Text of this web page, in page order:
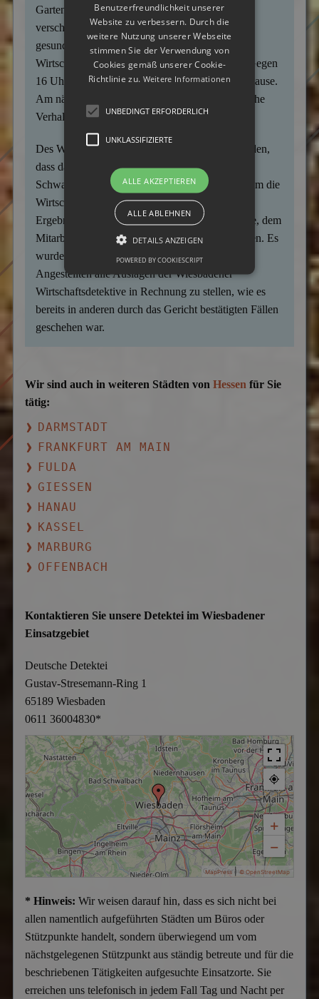
Gartenarbeiten und dem Baumbeschnitt in
verschiedenen Vorgärten. Dabei waren keine
gesundheitlichen Beeinträchtigungen für die
Wirtschaftsdetektive für Wiesbaden ersichtlich. Gegen
16 Uhr beendete er seine Arbeit und fuhr nach Hause.
Am nächsten Tag konnten die Ermittler das gleiche
Verhaltensmuster beobachten.
Des Weiteren konnte in Erfahrung gebracht werden,
dass das Dienstleistungsunternehmen von einem
Schwager der Zielperson geleitet wurde. Nachdem die
Wirtschaftsermittler der Unternehmensleitung die
Ergebnisse mitgeteilt hatten, entschloss sich diese, dem
Mitarbeiter die fristlose Kündigung auszusprechen. Es
wurde außerdem in Betracht gezogen, dem
Angestellten alle Auslagen der Wiesbadener
Wirtschaftsdetektive in Rechnung zu stellen, wie es
bereits in anderen durch das Gericht bestätigten Fällen
geschehen war.
Wir sind auch in weiteren Städten vonHessen für Sie
tätig:
DARMSTADT
FRANKFURT AM MAIN
FULDA
GIESSEN
HANAU
KASSEL
MARBURG
OFFENBACH
Kontaktieren Sie unsere Detektei im Wiesbadener
Einsatzgebiet
Deutsche Detektei
Gustav-Stresemann-Ring 1
65189 Wiesbaden
0611 36004830*
+
−
MapPress|© OpenStreetMap
* Hinweis: Wir weisen darauf hin, dass es sich nicht bei
allen namentlich aufgeführten Städten um Büros oder
Stützpunkte handelt, sondern überwiegend um vom
nächstgelegenen Stützpunkt aus ständig betreute und für die
beschriebenen Tätigkeiten aufgesuchte Einsatzorte. Sie
erreichen uns telefonisch in jedem Fall Tag und Nacht per
Benutzerfreundlichkeit unserer
Website zu verbessern. Durch die
weitere Nutzung unserer Webseite
stimmen Sie der Verwendung von
Cookies gemäß unserer Cookie-
Richtlinie zu. Weitere Informationen
UNBEDINGT ERFORDERLICH
UNKLASSIFIZIERTE
ALLE AKZEPTIEREN
ALLE ABLEHNEN
DETAILS ANZEIGEN
POWERED BY COOKIESCRIPT